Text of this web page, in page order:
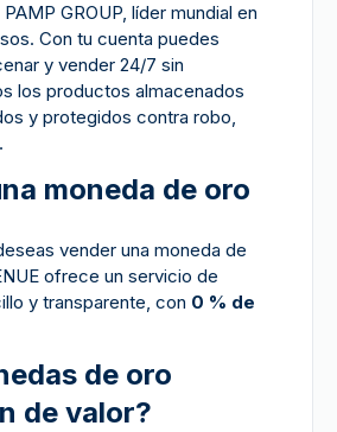
GROUP, líder mundial en
Con tu cuenta puedes
y vender 24/7 sin
los productos almacenados
y protegidos contra robo,
moneda de oro
vender una moneda de
ofrece un servicio de
y transparente, con 0 % de
de oro
de valor?